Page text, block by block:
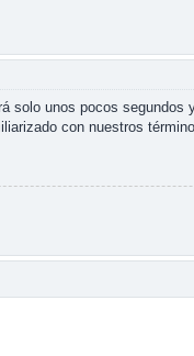
solo unos pocos
con nuestros